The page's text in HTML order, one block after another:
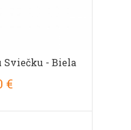
Sviečku - Biela
€